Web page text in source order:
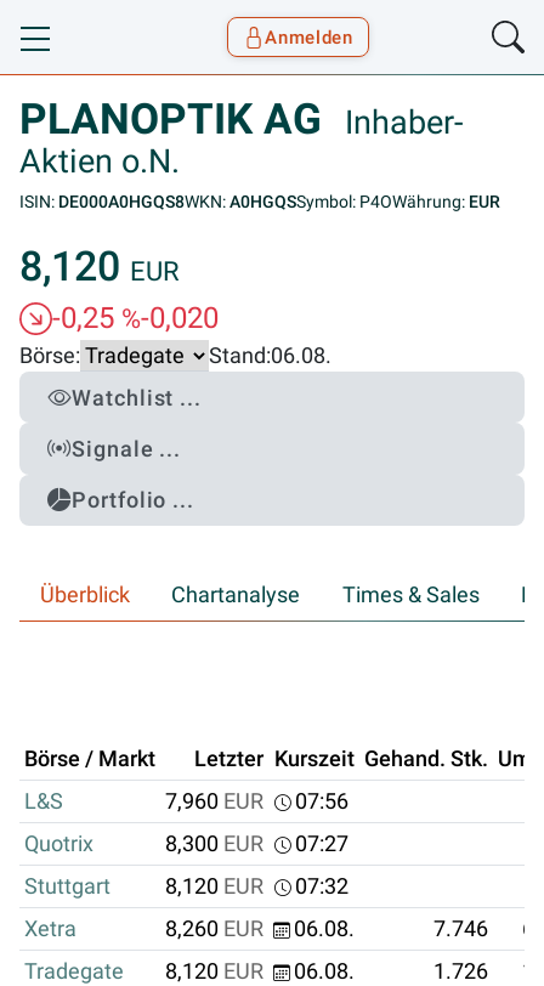
Toggle navigation
Anmelden
PLANOPTIK AG
Inhaber-
Aktien o.N.
ISIN: DE000A0HGQS8WKN:A0HGQSSymbol: P4OWährung: EUR
8,120 EUR
-0,25 %-0,020
Börse: Stand:06.08.
Watchlist ...
Signale ...
Portfolio ...
Überblick Chartanalyse Times & Sales
Börse / Markt Letzter Kurszeit Gehand. Stk.
L&S
7,960 EUR
07:56
Quotrix
8,300 EUR
07:27
Stuttgart
8,120 EUR
07:32
Xetra
8,260 EUR 06.08. 7.746
Tradegate
8,120 EUR 06.08. 1.726